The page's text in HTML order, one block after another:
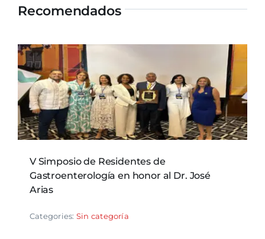
Recomendados
V Simposio de Residentes de
Gastroenterología en honor al Dr. José
Arias
Categories: Sin categoría